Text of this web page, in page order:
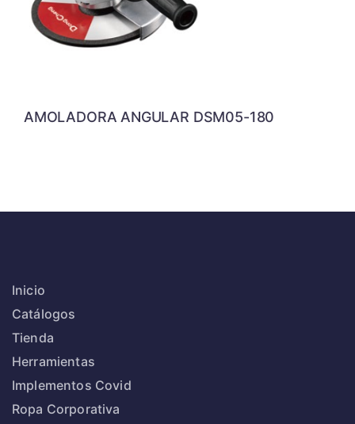
AMOLADORA ANGULAR DSM05-180
Inicio
Catálogos
Tienda
Herramientas
Implementos Covid
Ropa Corporativa